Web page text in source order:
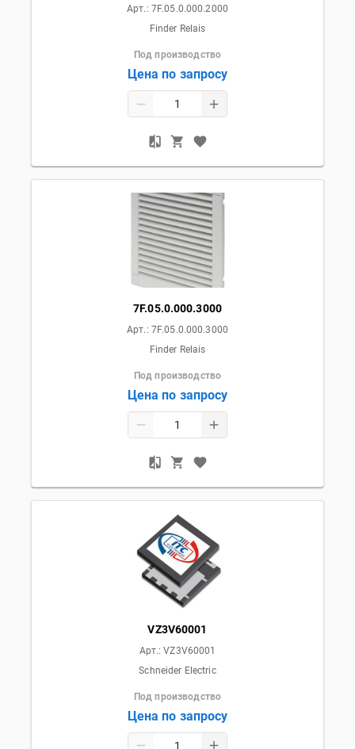
Арт.: 7F.05.0.000.2000
Finder Relais
Под производство
Цена по запросу
7F.05.0.000.3000
Арт.: 7F.05.0.000.3000
Finder Relais
Под производство
Цена по запросу
VZ3V60001
Арт.:VZ3V60001
Schneider Electric
Под производство
Цена по запросу